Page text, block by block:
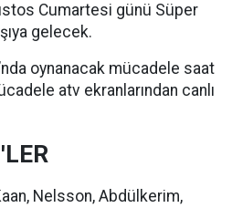
Cumartesi günü Süper
gelecek.
oynanacak mücadele saat
atv ekranlarından canlı
Nelsson, Abdülkerim,